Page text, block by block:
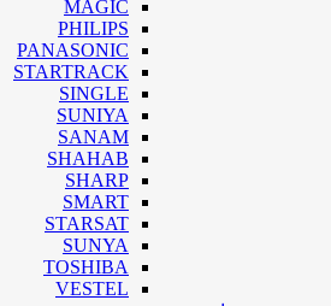
MAGIC
PHILIPS
PANASONIC
STARTRACK
SINGLE
SUNIYA
SANAM
SHAHAB
SHARP
SMART
STARSAT
SUNYA
TOSHIBA
VESTEL